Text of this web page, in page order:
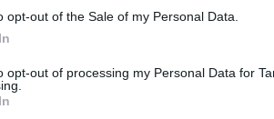
opt-out of the Sale of my Personal Data.
opt-out of processing my Personal Data for
specialitás. Szóval ez